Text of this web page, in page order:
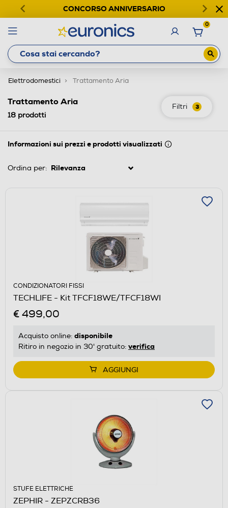
CONCORSO ANNIVERSARIO
0
Elettrodomestici Trattamento Aria
Filtri 3
Trattamento Aria
18 prodotti
Informazioni sui prezzi e prodotti visualizzati
Ordina per:
CONDIZIONATORI FISSI
TECHLIFE - Kit TFCF18WE/TFCF18WI
€ 499,00
Acquisto online: disponibile
Ritiro in negozio in 30' gratuito: verifica
AGGIUNGI
STUFE ELETTRICHE
ZEPHIR - ZEPZCRB36